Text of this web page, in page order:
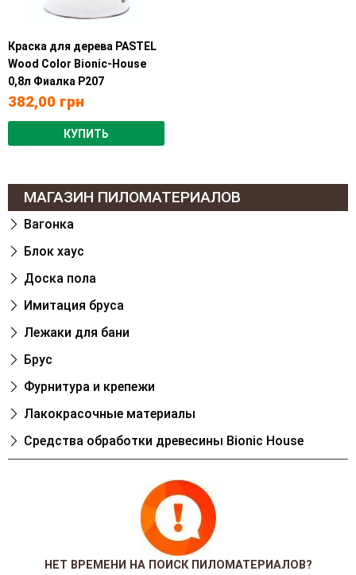
Краска для дерева PASTEL
Wood Color Bionic-House
0,8л Фиалка Р207
382,00 грн
КУПИТЬ
МАГАЗИН ПИЛОМАТЕРИАЛОВ
Вагонка
Блок хаус
Доска пола
Имитация бруса
Лежаки для бани
Брус
Фурнитура и крепежи
Лакокрасочные материалы
Cредства обработки древесины Bionic House
НЕТ ВРЕМЕНИ НА ПОИСК ПИЛОМАТЕРИАЛОВ?